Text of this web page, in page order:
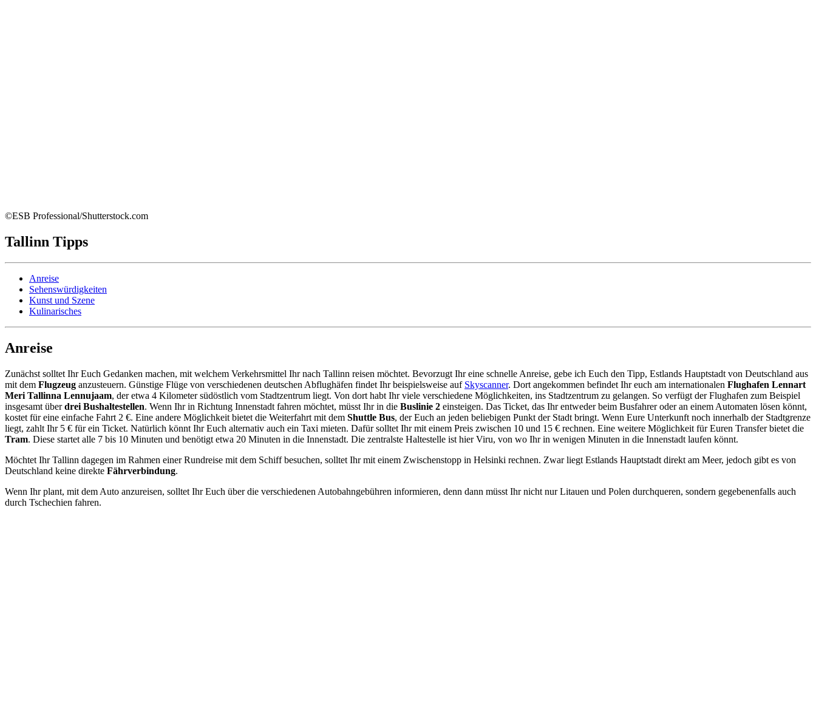
©ESB Professional/Shutterstock.com
Tallinn Tipps
Anreise
Sehenswürdigkeiten
Kunst und Szene
Kulinarisches
Anreise
Zunächst solltet Ihr Euch Gedanken machen, mit welchem Verkehrsmittel Ihr nach Tallinn reisen möchtet. Bevorzugt Ihr eine schnelle Anreise, gebe ich Euch den Tipp, Estlands Hauptstadt von Deutschland aus
mit dem Flugzeug anzusteuern. Günstige Flüge von verschiedenen deutschen Abflughäfen findet Ihr beispielsweise auf Skyscanner. Dort angekommen befindet Ihr euch am internationalen Flughafen Lennart
Meri Tallinna Lennujaam, der etwa 4 Kilometer südöstlich vom Stadtzentrum liegt. Von dort habt Ihr viele verschiedene Möglichkeiten, ins Stadtzentrum zu gelangen. So verfügt der Flughafen zum Beispiel
insgesamt überdrei Bushaltestellen. Wenn Ihr in Richtung Innenstadt fahren möchtet, müsst Ihr in die Buslinie 2 einsteigen. Das Ticket, das Ihr entweder beim Busfahrer oder an einem Automaten lösen könnt,
kostet für eine einfache Fahrt 2 €. Eine andere Möglichkeit bietet die Weiterfahrt mit dem Shuttle Bus, der Euch an jeden beliebigen Punkt der Stadt bringt. Wenn Eure Unterkunft noch innerhalb der Stadtgrenze
liegt, zahlt Ihr 5 € für ein Ticket. Natürlich könnt Ihr Euch alternativ auch ein Taxi mieten. Dafür solltet Ihr mit einem Preis zwischen 10 und 15 € rechnen. Eine weitere Möglichkeit für Euren Transfer bietet die
Tram. Diese startet alle 7 bis 10 Minuten und benötigt etwa 20 Minuten in die Innenstadt. Die zentralste Haltestelle ist hier Viru, von wo Ihr in wenigen Minuten in die Innenstadt laufen könnt.
Möchtet Ihr Tallinn dagegen im Rahmen einer Rundreise mit dem Schiff besuchen, solltet Ihr mit einem Zwischenstopp in Helsinki rechnen. Zwar liegt Estlands Hauptstadt direkt am Meer, jedoch gibt es von
Deutschland keine direkte Fährverbindung.
Wenn Ihr plant, mit dem Auto anzureisen, solltet Ihr Euch über die verschiedenen Autobahngebühren informieren, denn dann müsst Ihr nicht nur Litauen und Polen durchqueren, sondern gegebenenfalls auch
durch Tschechien fahren.